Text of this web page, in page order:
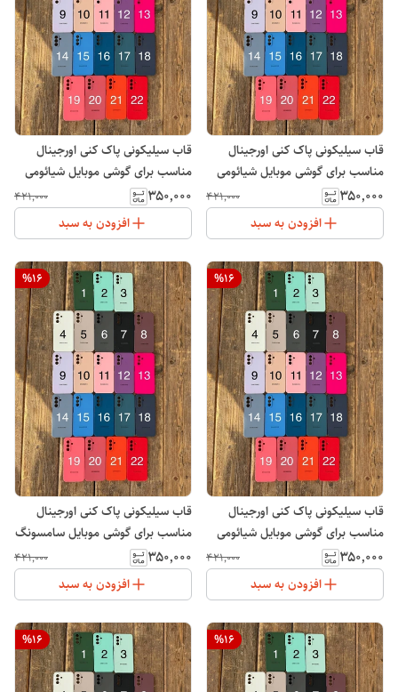
قاب سیلیکونی پاک کنی اورجینال
مناسب برای گوشی موبایل شیائومی
ردمی Xiaomi Redmi 15C
۳۵۰٬۰۰۰ ۴۲۱٬۰۰۰
افزودن به سبد
قاب سیلیکونی پاک کنی اورجینال
مناسب برای گوشی موبایل شیائومی
ردمی Xiaomi Redmi A5
۳۵۰٬۰۰۰ ۴۲۱٬۰۰۰
افزودن به سبد
%16
قاب سیلیکونی پاک کنی اورجینال
مناسب برای گوشی موبایل شیائومی
Note 14 Pro Plus
۳۵۰٬۰۰۰ ۴۲۱٬۰۰۰
افزودن به سبد
%16
قاب سیلیکونی پاک کنی اورجینال
مناسب برای گوشی موبایل سامسونگ
Galaxy S25 FE
۳۵۰٬۰۰۰ ۴۲۱٬۰۰۰
افزودن به سبد
%16
%16